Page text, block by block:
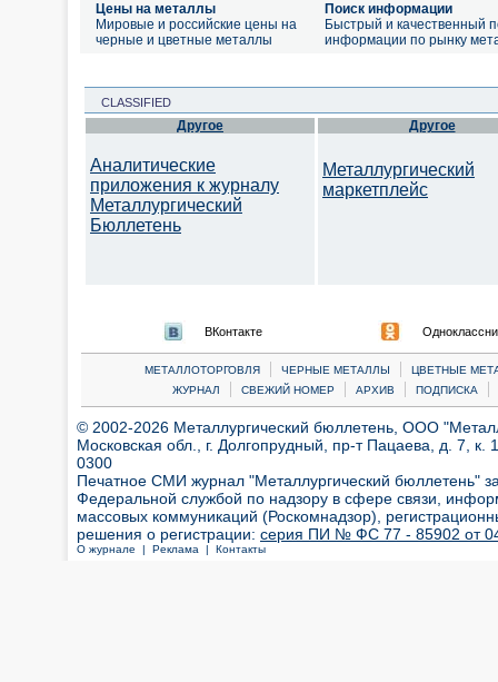
Цены на металлы
Мировые и российские цены на
черные и цветные металлы
Поиск информации
Быстрый и качественный
информации по рынку
CLASSIFIED
Другое
Аналитические
приложения к журналу
Металлургический
Бюллетень
Другое
Металлургический
маркетплейс
ВКонтакте
МЕТАЛЛОТОРГОВЛЯ | ЧЕРНЫЕ МЕТАЛЛЫ |
ЦВЕТНЫЕ
ЖУРНАЛ
| СВЕЖИЙ НОМЕР | АРХИВ | ПОДПИСКА |
© 2002-2026 Металлургический бюллетень, ООО
Московская обл., г. Долгопрудный, пр-т Пацаева, д. 7,
0300
Печатное СМИ журнал "Металлургический бюллетень"
Федеральной службой по надзору в сфере связи,
массовых коммуникаций (Роскомнадзор),
решения о регистрации: серия ПИ № ФС 77 - 85902 от 04
О журнале | Реклама | Контакты